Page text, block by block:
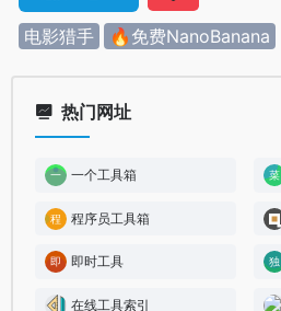
电影猎手 🔥免费NanoBanana
热门网址
一个工具箱
程序员工具箱
即时工具
在线工具索引